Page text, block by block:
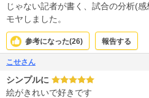
じゃない記者が書く、試合の分析(
モヤしました。
参考になった(26) 報告する
こせさん
シンプルに
絵がきれいで好きです